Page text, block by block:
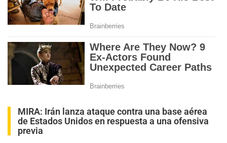
MIRA: Irán lanza ataque contra una base aérea
de Estados Unidos en respuesta a una ofensiva
previa